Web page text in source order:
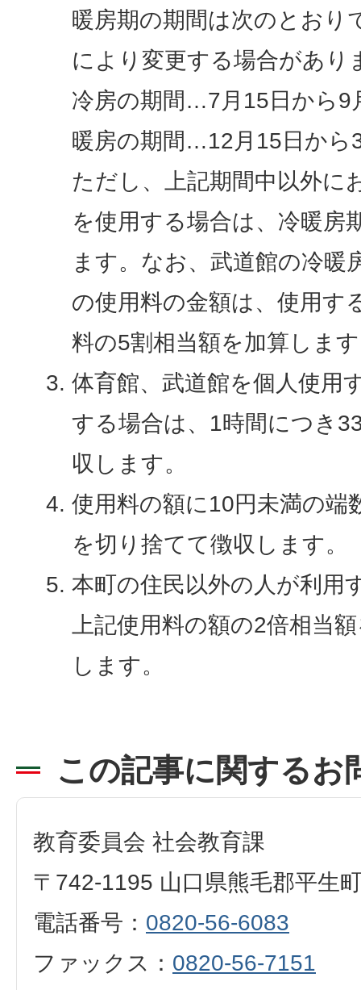
暖房期の期間は次のとおり
により変更する場合があり
冷房の期間…7月15日から9
暖房の期間…12月15日から
ただし、上記期間中以外に
を使用する場合は、冷暖房
ます。なお、武道館の冷暖
の使用料の金額は、使用す
料の5割相当額を加算しま
体育館、武道館を個人使用
する場合は、1時間につき
収します。
使用料の額に10円未満の端
を切り捨てて徴収します。
本町の住民以外の人が利用
上記使用料の額の2倍相当
します。
この記事に関するお
教育委員会 社会教育課
〒742-1195 山口県熊毛郡平生
電話番号： 0820-56-6083
ファックス： 0820-56-7151